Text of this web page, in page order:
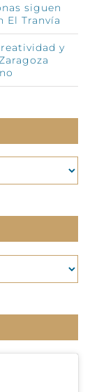
siguen
El Tranvía
y